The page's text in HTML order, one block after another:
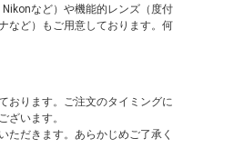
など）や機能的レンズ（度付
など）もご用意しております。何
おります。ご注文のタイミングに
ざいます。
ただきます。あらかじめご了承く